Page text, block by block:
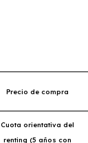
Precio de compra
Cuota orientativa del
renting (5 años con